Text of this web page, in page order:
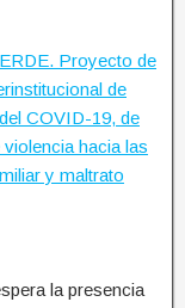
Proyecto de
de
COVID-19, de
hacia las
y maltrato
la presencia